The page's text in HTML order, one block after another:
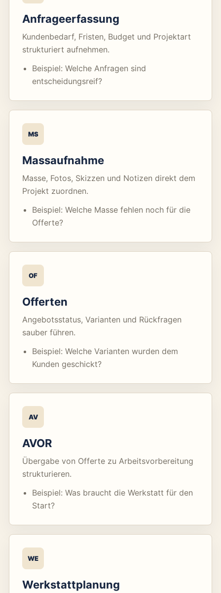
Anfrageerfassung
Kundenbedarf, Fristen, Budget und Projektart
strukturiert aufnehmen.
Beispiel: Welche Anfragen sind
entscheidungsreif?
MS
Massaufnahme
Masse, Fotos, Skizzen und Notizen direkt dem
Projekt zuordnen.
Beispiel: Welche Masse fehlen noch für die
Offerte?
OF
Offerten
Angebotsstatus, Varianten und Rückfragen
sauber führen.
Beispiel: Welche Varianten wurden dem
Kunden geschickt?
AV
AVOR
Übergabe von Offerte zu Arbeitsvorbereitung
strukturieren.
Beispiel: Was braucht die Werkstatt für den
Start?
WE
Werkstattplanung